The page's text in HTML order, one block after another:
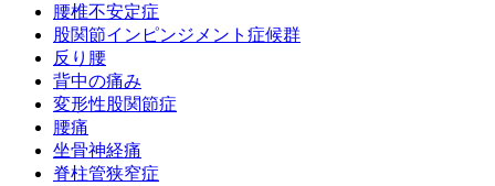
腰椎不安定症
股関節インピンジメント症候群
反り腰
背中の痛み
変形性股関節症
腰痛
坐骨神経痛
脊柱管狭窄症